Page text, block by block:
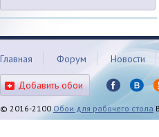
Главная Форум Новости
Добавить обои
© 2016-2100Обои для рабочего стола